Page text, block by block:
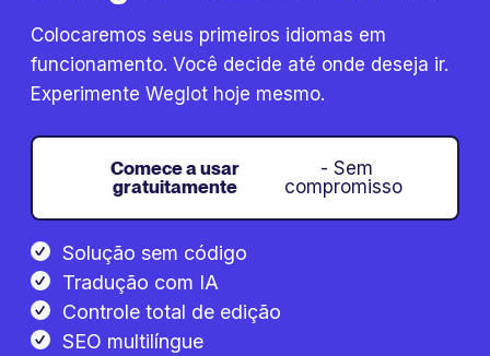
Colocaremos seus primeiros idiomas em
funcionamento. Você decide até onde deseja ir.
Experimente Weglot hoje mesmo.
Comece a usar
gratuitamente
- Sem
compromisso
Solução sem código
Tradução com IA
Controle total de edição
SEO multilíngue